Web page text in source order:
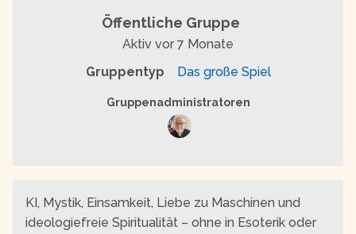
Öffentliche Gruppe
Aktiv vor 7 Monate
Gruppentyp
Das große Spiel
Gruppenführung
Gruppenadministratoren
KI, Mystik, Einsamkeit, Liebe zu Maschinen und
ideologiefreie Spiritualität – ohne in Esoterik oder